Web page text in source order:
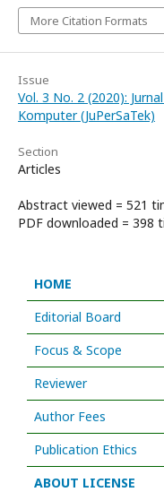
More Citation Formats
Issue
Vol. 3 No. 2 (2020):
Komputer (JuPerSaTek)
Section
Articles
Abstract viewed = 521
PDF downloaded = 398
HOME
Editorial Board
Focus & Scope
Reviewer
Author Fees
Publication Ethics
ABOUT LICENSE